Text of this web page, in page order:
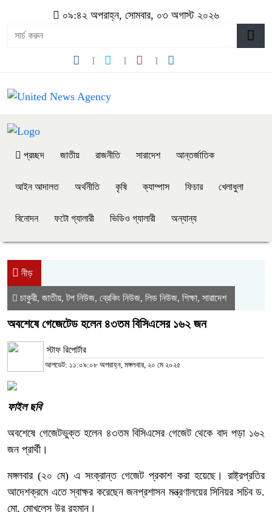
০৯:৪২ অপরাহ্ন, সোমবার, ০৩ অগাস্ট ২০২৬
প্রচ্ছদ জাতীয় রাজনীতি সারাদেশ আন্তর্জাতিক
আইন আদালত অর্থনীতি কৃষি ক্যাম্পাস ফিচার খেলাধুলা
বিনোদন ফটো গ্যালারী ভিডিও গ্যালারী অন্যান্য
নীড়
চাকুরী, জাতীয়,টপ নিউজ, ব্রেকিং নিউজ, লিড নিউজ, শিক্ষা, সারাদেশ
অবশেষে গেজেটেড হলেন ৪৩তম বিসিএসের ১৬২ জন
স্টাফ রিপোর্টার
আপডেট: ১১:০৯:০৮ অপরাহ্ন, মঙ্গলবার, ২০ মে ২০২৫
ফাইল ছবি
অবশেষে গেজেটভুক্ত হলেন ৪৩তম বিসিএসের গেজেট থেকে বাদ পড়া ১৬২
জন প্রার্থী।
মঙ্গলবার (২০ মে) এ সংক্রান্ত গেজেট প্রকাশ করা হয়েছে। রাষ্ট্রপ্রতির
আদেশক্রমে এতে স্বাক্ষর করেছেন জনপ্রশাসন মন্ত্রণালয়ের সিনিয়র সচিব ড.
মো. মোখলেস উর রহমান।